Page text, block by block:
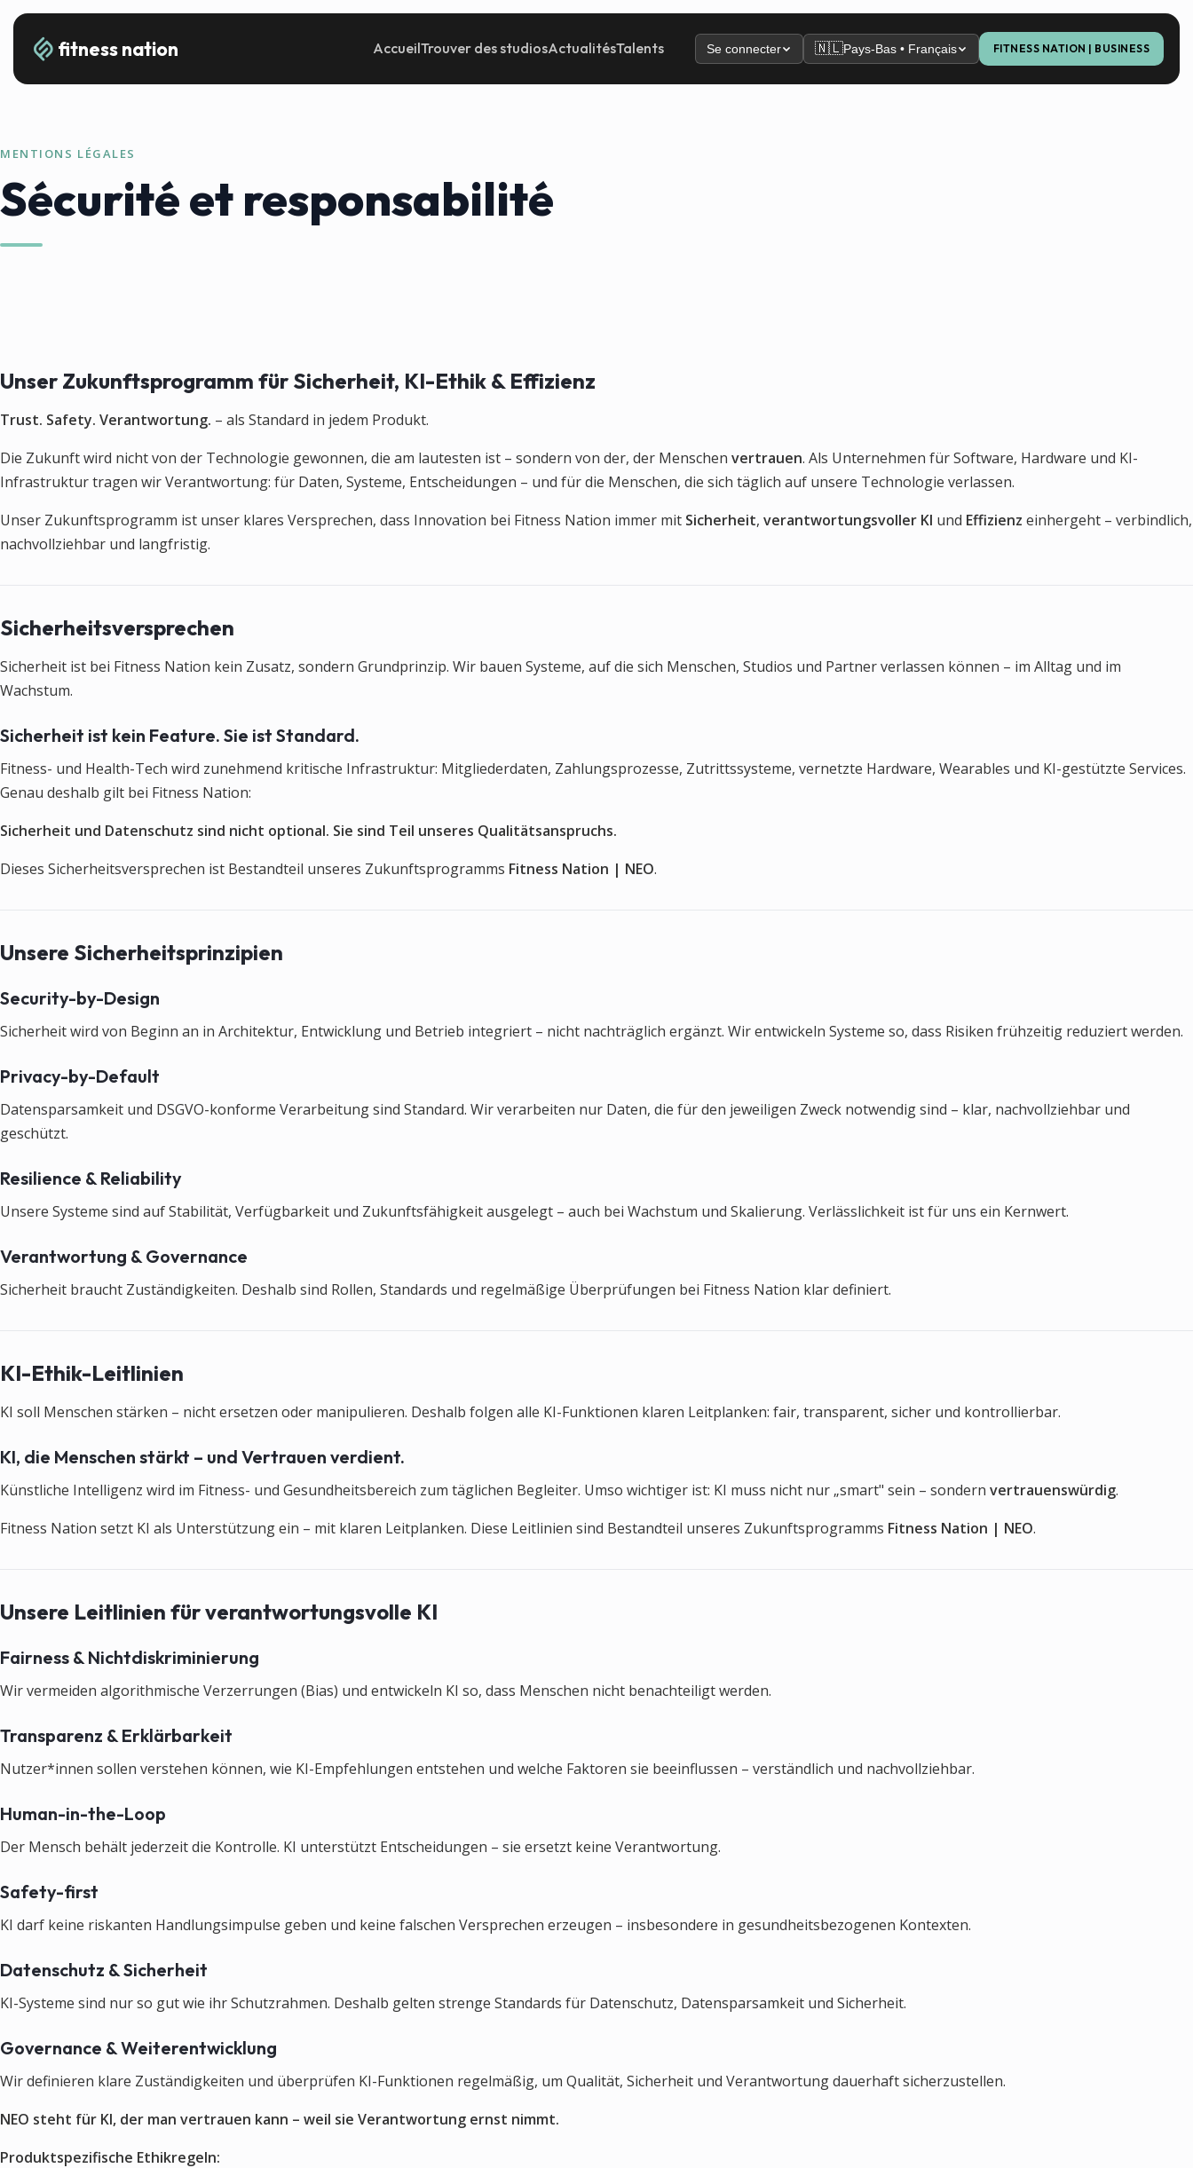
fitness nation AccueilTrouver des studiosActualitésTalents Se connecter 🇳🇱Pays-Bas • Français FITNESS NATION | BUSINESS
MENTIONS LÉGALES
Sécurité et responsabilité
Unser Zukunftsprogramm für Sicherheit, KI-Ethik & Effizienz
Trust. Safety. Verantwortung. – als Standard in jedem Produkt.
Die Zukunft wird nicht von der Technologie gewonnen, die am lautesten ist – sondern von der, der Menschen vertrauen. Als Unternehmen für Software, Hardware und KI-
Infrastruktur tragen wir Verantwortung: für Daten, Systeme, Entscheidungen – und für die Menschen, die sich täglich auf unsere Technologie verlassen.
Unser Zukunftsprogramm ist unser klares Versprechen, dass Innovation bei Fitness Nation immer mit Sicherheit, verantwortungsvoller KI und Effizienz einhergeht – verbindlich,
nachvollziehbar und langfristig.
Sicherheitsversprechen
Sicherheit ist bei Fitness Nation kein Zusatz, sondern Grundprinzip. Wir bauen Systeme, auf die sich Menschen, Studios und Partner verlassen können – im Alltag und im
Wachstum.
Sicherheit ist kein Feature. Sie ist Standard.
Fitness- und Health-Tech wird zunehmend kritische Infrastruktur: Mitgliederdaten, Zahlungsprozesse, Zutrittssysteme, vernetzte Hardware, Wearables und KI-gestützte Services.
Genau deshalb gilt bei Fitness Nation:
Sicherheit und Datenschutz sind nicht optional. Sie sind Teil unseres Qualitätsanspruchs.
Dieses Sicherheitsversprechen ist Bestandteil unseres Zukunftsprogramms Fitness Nation | NEO.
Unsere Sicherheitsprinzipien
Security-by-Design
Sicherheit wird von Beginn an in Architektur, Entwicklung und Betrieb integriert – nicht nachträglich ergänzt. Wir entwickeln Systeme so, dass Risiken frühzeitig reduziert werden.
Privacy-by-Default
Datensparsamkeit und DSGVO-konforme Verarbeitung sind Standard. Wir verarbeiten nur Daten, die für den jeweiligen Zweck notwendig sind – klar, nachvollziehbar und
geschützt.
Resilience & Reliability
Unsere Systeme sind auf Stabilität, Verfügbarkeit und Zukunftsfähigkeit ausgelegt – auch bei Wachstum und Skalierung. Verlässlichkeit ist für uns ein Kernwert.
Verantwortung & Governance
Sicherheit braucht Zuständigkeiten. Deshalb sind Rollen, Standards und regelmäßige Überprüfungen bei Fitness Nation klar definiert.
KI-Ethik-Leitlinien
KI soll Menschen stärken – nicht ersetzen oder manipulieren. Deshalb folgen alle KI-Funktionen klaren Leitplanken: fair, transparent, sicher und kontrollierbar.
KI, die Menschen stärkt – und Vertrauen verdient.
Künstliche Intelligenz wird im Fitness- und Gesundheitsbereich zum täglichen Begleiter. Umso wichtiger ist: KI muss nicht nur „smart" sein – sondern vertrauenswürdig.
Fitness Nation setzt KI als Unterstützung ein – mit klaren Leitplanken. Diese Leitlinien sind Bestandteil unseres Zukunftsprogramms Fitness Nation | NEO.
Unsere Leitlinien für verantwortungsvolle KI
Fairness & Nichtdiskriminierung
Wir vermeiden algorithmische Verzerrungen (Bias) und entwickeln KI so, dass Menschen nicht benachteiligt werden.
Transparenz & Erklärbarkeit
Nutzer*innen sollen verstehen können, wie KI-Empfehlungen entstehen und welche Faktoren sie beeinflussen – verständlich und nachvollziehbar.
Human-in-the-Loop
Der Mensch behält jederzeit die Kontrolle. KI unterstützt Entscheidungen – sie ersetzt keine Verantwortung.
Safety-first
KI darf keine riskanten Handlungsimpulse geben und keine falschen Versprechen erzeugen – insbesondere in gesundheitsbezogenen Kontexten.
Datenschutz & Sicherheit
KI-Systeme sind nur so gut wie ihr Schutzrahmen. Deshalb gelten strenge Standards für Datenschutz, Datensparsamkeit und Sicherheit.
Governance & Weiterentwicklung
Wir definieren klare Zuständigkeiten und überprüfen KI-Funktionen regelmäßig, um Qualität, Sicherheit und Verantwortung dauerhaft sicherzustellen.
NEO steht für KI, der man vertrauen kann – weil sie Verantwortung ernst nimmt.
Produktspezifische Ethikregeln: